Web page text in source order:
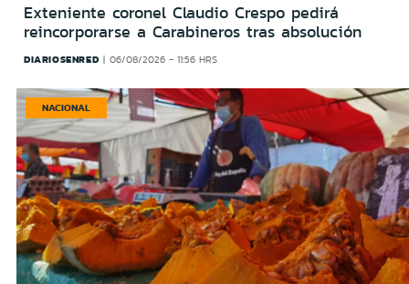
Exteniente coronel Claudio Crespo pedirá
reincorporarse a Carabineros tras absolución
DIARIOSENRED 06/08/2026 - 11:56 HRS
NACIONAL